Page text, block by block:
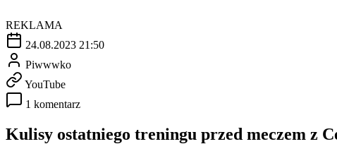
REKLAMA
24.08.2023 21:50
Piwwwko
YouTube
1 komentarz
Kulisy ostatniego treningu przed meczem z